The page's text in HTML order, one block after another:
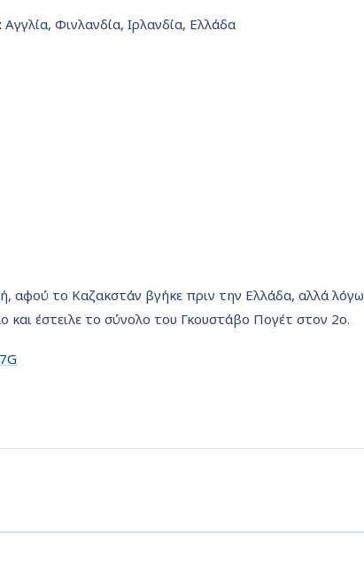
Αγγλία, Φινλανδία, Ιρλανδία, Ελλάδα
αφού το Καζακστάν βγήκε πριν την Ελλάδα, αλλά λόγω
έστειλε το σύνολο του Γκουστάβο Πογέτ στον 2ο.